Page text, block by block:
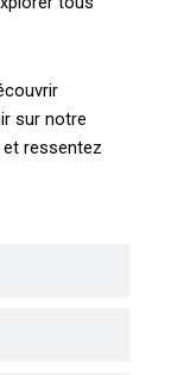
sur notre
et ressentez